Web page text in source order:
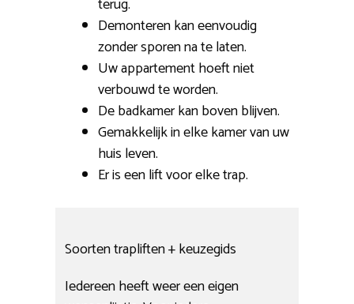
terug.
Demonteren kan eenvoudig
zonder sporen na te laten.
Uw appartement hoeft niet
verbouwd te worden.
De badkamer kan boven blijven.
Gemakkelijk in elke kamer van uw
huis leven.
Er is een lift voor elke trap.
Soorten trapliften + keuzegids
Iedereen heeft weer een eigen